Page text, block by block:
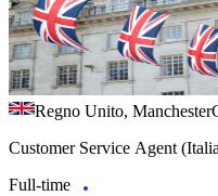
Regno Unito, Manchester
Customer Service Agent
Full-time